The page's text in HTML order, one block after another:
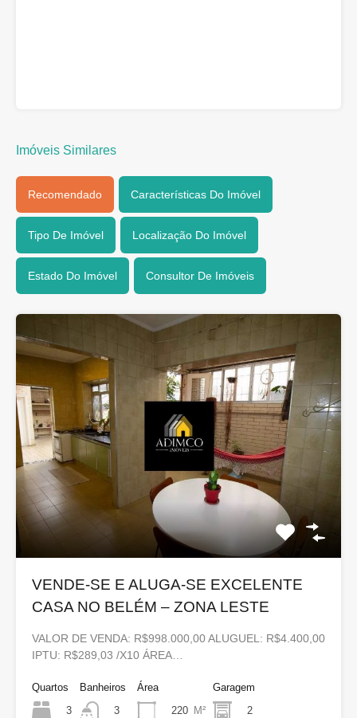
Imóveis Similares
Recomendado Características Do Imóvel
Tipo De Imóvel Localização Do Imóvel
Estado Do Imóvel Consultor De Imóveis
VENDE-SE E ALUGA-SE EXCELENTE
CASA NO BELÉM – ZONA LESTE
VALOR DE VENDA: R$998.000,00 ALUGUEL: R$4.400,00
IPTU: R$289,03 /X10 ÁREA…
Quartos
3
Banheiros
3
Área
220 M²
Garagem
2